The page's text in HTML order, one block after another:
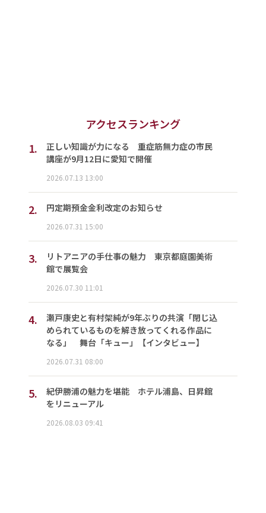
アクセスランキング
1.
正しい知識が力になる 重症筋無力症の市民
講座が9月12日に愛知で開催
2026.07.13 13:00
2. 円定期預金金利改定のお知らせ
2026.07.31 15:00
3.
リトアニアの手仕事の魅力 東京都庭園美術
館で展覧会
2026.07.30 11:01
4.
瀬戸康史と有村架純が9年ぶりの共演「閉じ込
められているものを解き放ってくれる作品に
なる」 舞台「キュー」【インタビュー】
2026.07.31 08:00
5.
紀伊勝浦の魅力を堪能 ホテル浦島、日昇館
をリニューアル
2026.08.03 09:41